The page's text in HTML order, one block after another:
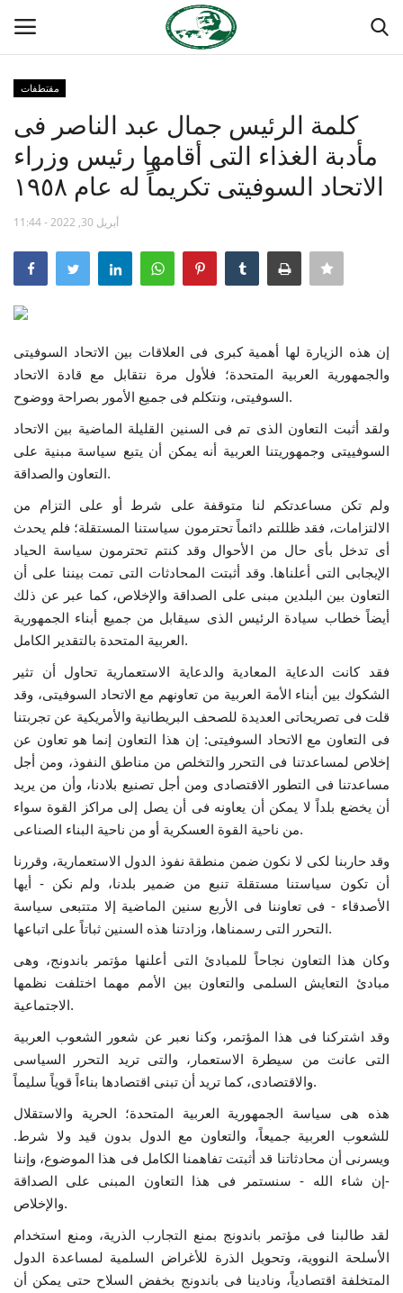
الصفحة الرئيسية
منتدى ناصر الدولي
مدرسة الطليعة الوطنية
مصر
فريق العمل
إرث جمال عبدالناصر
أخبار
شروط وأحكام منحة ناصر للقيادة الدولية
منحة ناصر للقيادة الدولية
مرجعياتنا
المواطن العالمي
الرواد
فرص
وثائق
الرعاة
الشركاء
Gallery
لغة
English Swahili español
مقتطفات
كلمة الرئيس جمال عبد الناصر فى
مأدبة الغذاء التى أقامها رئيس وزراء
الاتحاد السوفيتى تكريماً له عام ١٩٥٨
أبريل 30, 2022 - 11:44
إن هذه الزيارة لها أهمية كبرى فى العلاقات بين الاتحاد السوفيتى
والجمهورية العربية المتحدة؛ فلأول مرة نتقابل مع قادة الاتحاد
السوفيتى، ونتكلم فى جميع الأمور بصراحة ووضوح.
ولقد أثبت التعاون الذى تم فى السنين القليلة الماضية بين الاتحاد
السوفييتى وجمهوريتنا العربية أنه يمكن أن يتبع سياسة مبنية على
التعاون والصداقة.
ولم تكن مساعدتكم لنا متوقفة على شرط أو على التزام من
الالتزامات، فقد ظللتم دائماً تحترمون سياستنا المستقلة؛ فلم يحدث
أى تدخل بأى حال من الأحوال وقد كنتم تحترمون سياسة الحياد
الإيجابى التى أعلناها. وقد أثبتت المحادثات التى تمت بيننا على أن
التعاون بين البلدين مبنى على الصداقة والإخلاص، كما عبر عن ذلك
أيضاً خطاب سيادة الرئيس الذى سيقابل من جميع أبناء الجمهورية
العربية المتحدة بالتقدير الكامل.
فقد كانت الدعاية المعادية والدعاية الاستعمارية تحاول أن تثير
الشكوك بين أبناء الأمة العربية من تعاونهم مع الاتحاد السوفيتى، وقد
قلت فى تصريحاتى العديدة للصحف البريطانية والأمريكية عن تجربتنا
فى التعاون مع الاتحاد السوفيتى: إن هذا التعاون إنما هو تعاون عن
إخلاص لمساعدتنا فى التحرر والتخلص من مناطق النفوذ، ومن أجل
مساعدتنا فى التطور الاقتصادى ومن أجل تصنيع بلادنا، وأن من يريد
أن يخضع بلداً لا يمكن أن يعاونه فى أن يصل إلى مراكز القوة سواء
من ناحية القوة العسكرية أو من ناحية البناء الصناعى.
وقد حاربنا لكى لا نكون ضمن منطقة نفوذ الدول الاستعمارية، وقررنا
أن تكون سياستنا مستقلة تنبع من ضمير بلدنا، ولم نكن - أيها
الأصدقاء - فى تعاوننا فى الأربع سنين الماضية إلا متتبعى سياسة
التحرر التى رسمناها، وزادتنا هذه السنين ثباتاً على اتباعها.
وكان هذا التعاون نجاحاً للمبادئ التى أعلنها مؤتمر باندونج، وهى
مبادئ التعايش السلمى والتعاون بين الأمم مهما اختلفت نظمها
الاجتماعية.
وقد اشتركنا فى هذا المؤتمر، وكنا نعبر عن شعور الشعوب العربية
التى عانت من سيطرة الاستعمار، والتى تريد التحرر السياسى
والاقتصادى، كما تريد أن تبنى اقتصادها بناءاً قوياً سليماً.
هذه هى سياسة الجمهورية العربية المتحدة؛ الحرية والاستقلال
للشعوب العربية جميعاً، والتعاون مع الدول بدون قيد ولا شرط.
ويسرنى أن محادثاتنا قد أثبتت تفاهمنا الكامل فى هذا الموضوع، وإننا
-إن شاء الله - سنستمر فى هذا التعاون المبنى على الصداقة
والإخلاص.
لقد طالبنا فى مؤتمر باندونج بمنع التجارب الذرية، ومنع استخدام
الأسلحة النووية، وتحويل الذرة للأغراض السلمية لمساعدة الدول
المتخلفة اقتصادياً، ونادينا فى باندونج بخفض السلاح حتى يمكن أن